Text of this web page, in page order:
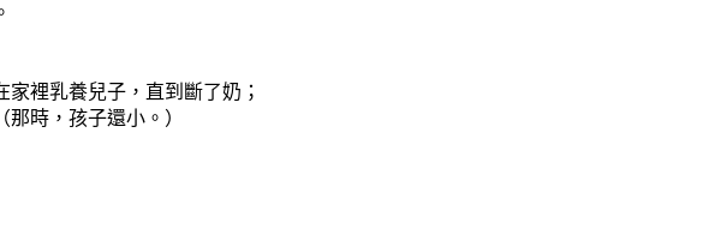
裡乳養兒子，直到斷了奶；
時，孩子還小。）